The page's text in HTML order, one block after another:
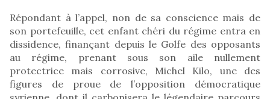
Répondant à l’appel, non de sa conscience mais de
son portefeuille, cet enfant chéri du régime entra en
dissidence, finançant depuis le Golfe des opposants
au régime, prenant sous son aile nullement
protectrice mais corrosive, Michel Kilo, une des
figures de proue de l’opposition démocratique